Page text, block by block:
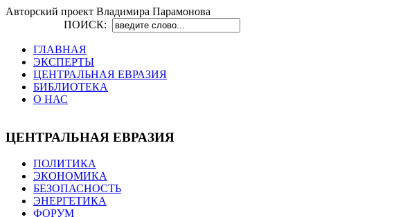
Авторский проект Владимира Парамонова
ПОИСК:
ГЛАВНАЯ
ЭКСПЕРТЫ
ЦЕНТРАЛЬНАЯ ЕВРАЗИЯ
БИБЛИОТЕКА
О НАС
ЦЕНТРАЛЬНАЯ ЕВРАЗИЯ
ПОЛИТИКА
ЭКОНОМИКА
БЕЗОПАСНОСТЬ
ЭНЕРГЕТИКА
ФОРУМ